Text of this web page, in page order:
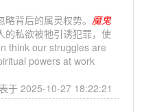
背后的属灵权势。 魔鬼
的私欲被牠引诱犯罪，使
think our struggles are
powers at work
于 2025-10-27 18:22:21